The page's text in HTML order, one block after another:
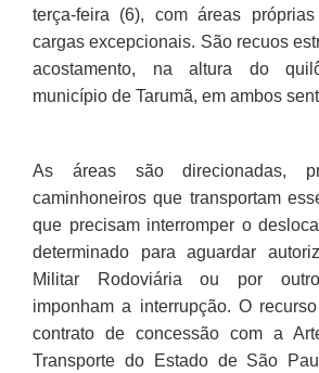
terça-feira (6), com áreas
cargas excepcionais. São recuos
acostamento, na altura do
município de Tarumã, em ambos
As áreas são direcionadas,
caminhoneiros que transportam
que precisam interromper o
determinado para aguardar
Militar Rodoviária ou por
imponham a interrupção. O
contrato de concessão com a
Transporte do Estado de São